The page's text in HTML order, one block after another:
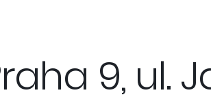
9, ul.